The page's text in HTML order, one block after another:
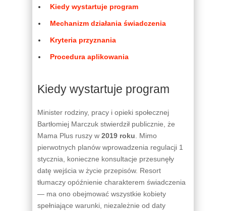
Kiedy wystartuje program
Mechanizm działania świadczenia
Kryteria przyznania
Procedura aplikowania
Kiedy wystartuje program
Minister rodziny, pracy i opieki społecznej
Bartłomiej Marczuk stwierdził publicznie, że
Mama Plus ruszy w 2019 roku . Mimo
pierwotnych planów wprowadzenia regulacji 1
stycznia, konieczne konsultacje przesunęły
datę wejścia w życie przepisów. Resort
tłumaczy opóźnienie charakterem świadczenia
— ma ono obejmować wszystkie kobiety
spełniające warunki, niezależnie od daty